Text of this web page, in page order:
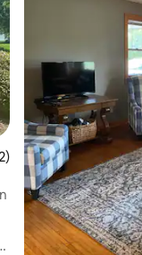
mitjana d'un